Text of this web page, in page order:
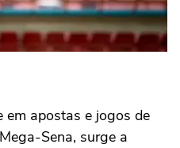
em apostas e jogos de
Sena, surge a